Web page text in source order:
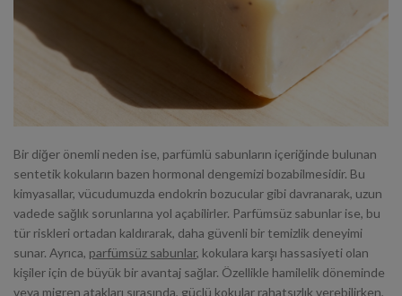
Bir diğer önemli neden ise, parfümlü sabunların içeriğinde bulunan
sentetik kokuların bazen hormonal dengemizi bozabilmesidir. Bu
kimyasallar, vücudumuzda endokrin bozucular gibi davranarak, uzun
vadede sağlık sorunlarına yol açabilirler. Parfümsüz sabunlar ise, bu
tür riskleri ortadan kaldırarak, daha güvenli bir temizlik deneyimi
sunar. Ayrıca, parfümsüz sabunlar, kokulara karşı hassasiyeti olan
kişiler için de büyük bir avantaj sağlar. Özellikle hamilelik döneminde
veya migren atakları sırasında, güçlü kokular rahatsızlık verebilirken,